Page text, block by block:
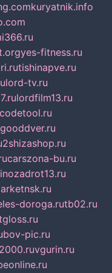
kuryatnik.info
yes-fitness.ru
tishinapve.ru
lord-tv.ru
lordfilm13.ru
codetool.ru
gooddver.ru
2shizashop.ru
carszona-bu.ru
doroga.rutb02.ru
pic.ru
vgurin.ru